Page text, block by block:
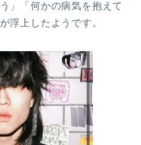
」「何かの病気を抱えて
浮上したようです。